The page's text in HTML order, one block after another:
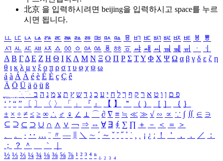
北京 을 입력하시려면 beijing을 입력하시고 space를 누르
시면 됩니다.
ㅥ ㅦ ㅧ ㅨ ㅩ ㅪ ㅫ ㅬ ㅭ ㅮ ㅯ ㅰ ㅱ ㅲ ㅳ ㅴ ㅵ ㅶ ㅷ ㅸ
ㅹ
ㅺ ㅻ ㅼ ㅽ ㅾ ㅿ ㆀ ㆁ ㆂ ㆃ ㆄ ㆅ ㆆ ㆇ ㆈ ㆉ ㆊ ㆋ ㆌ ㆍ
ㆎ
Α Β ΓΔ Ε Ζ Η Θ Ι ΚΛ Μ Ν Ξ Ο Π Ρ Σ ΤΥ Φ Χ Ψ Ω α β γ δ ε ζ η
θ ι κ λ μ ν ξ ο π ρ σ τ υ φ χ ψ ω
á à Á À é è É È ç Ç ê
Ä Ö Ü ä ö ü ß
ִֶֹ ֻּ ׁׂ פ ם ן ו ט א ר ק ף ך ל ח י ע כ ג ד ש ץ ת צ מ נ ה ב
‘ ’ “ ” 〔 〕 〈 〉 「 」 『 』 【 】 ＂ （ ） ［ ］ ｛ ｝
± × ÷ ≠ ≤ ≥ ∞ ∴ ♂ ♀ ∠ ⊥ ⌒ ∂ ∇ ≡ ≒ ≪ ≫ √ ∽ ∝ ∵ ∫ ∬ ∈ ∋
⊆ ⊇ ⊂ ⊃ ∪ ∩ ∧ ∨ ￢ ⇒ ⇔ ∀ ∃ ∮ ∑ ∏ ＋ － ＜ ＝
＞
、
。 · ‥ … ¨ 〃 ― ＼ ∼ ´ ～ ˇ ˘ ˝ ˚ ˙ ¸ ¡ ¿ ː ！ ＇ ， ． ／
：
；
？ ＾ ｀
½ ⅓ ⅔ ¼ ¾ ⅛ ⅜ ⅝ ⅞ ¹ ² ³ ⁴ ⁿ ₁ ₂ ₃ ₄